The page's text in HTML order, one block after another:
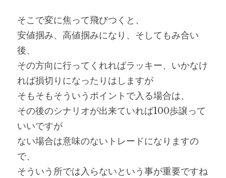
そこで変に焦って飛びつくと、
安値掴み、高値掴みになり、そしてもみ合い
後、
その方向に行ってくれればラッキー、いかなけ
れば損切りになったりはしますが
そもそもそういうポイントで入る場合は、
その後のシナリオが出来ていれば100歩譲って
いいですが
ない場合は意味のないトレードになりますの
で、
そういう所では入らないという事が重要ですね